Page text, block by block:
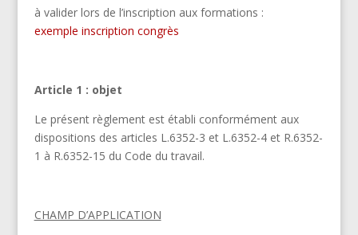
à valider lors de l’inscription aux formations :
exemple inscription congrès
Article 1 : objet
Le présent règlement est établi conformément aux
dispositions des articles L.6352-3 et L.6352-4 et R.6352-
1 à R.6352-15 du Code du travail.
CHAMP D’APPLICATION